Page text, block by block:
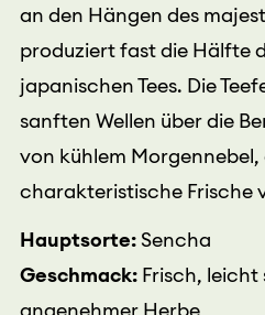
an den Hängen des
produziert fast die Hälfte
japanischen Tees. Die
sanften Wellen über die
von kühlem
charakteristische Frische
Hauptsorte:Sencha
Geschmack:Frisch, leicht